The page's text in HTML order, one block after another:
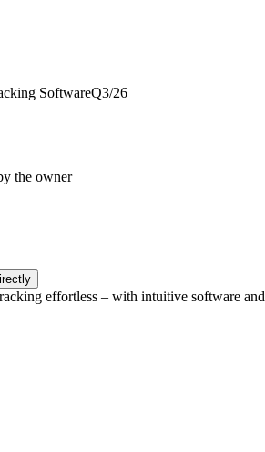
SoftwareQ3/26
the owner
effortless – with intuitive software